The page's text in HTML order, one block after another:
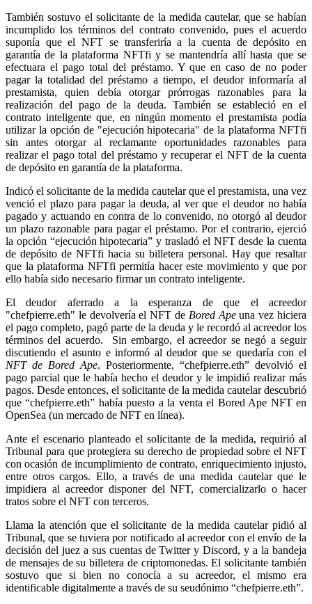
También sostuvo el solicitante de la medida cautelar, que se habían
incumplido los términos del contrato convenido, pues el acuerdo
suponía que el NFT se transferiría a la cuenta de depósito en
garantía de la plataforma NFTfi y se mantendría allí hasta que se
efectuara el pago total del préstamo. Y que en caso de no poder
pagar la totalidad del préstamo a tiempo, el deudor informaría al
prestamista, quien debía otorgar prórrogas razonables para la
realización del pago de la deuda. También se estableció en el
contrato inteligente que, en ningún momento el prestamista podía
utilizar la opción de "ejecución hipotecaria" de la plataforma NFTfi
sin antes otorgar al reclamante oportunidades razonables para
realizar el pago total del préstamo y recuperar el NFT de la cuenta
de depósito en garantía de la plataforma.
Indicó el solicitante de la medida cautelar que el prestamista, una vez
venció el plazo para pagar la deuda, al ver que el deudor no había
pagado y actuando en contra de lo convenido, no otorgó al deudor
un plazo razonable para pagar el préstamo. Por el contrario, ejerció
la opción “ejecución hipotecaria” y trasladó el NFT desde la cuenta
de depósito de NFTfi hacia su billetera personal. Hay que resaltar
que la plataforma NFTfi permitía hacer este movimiento y que por
ello había sido necesario firmar un contrato inteligente.
El deudor aferrado a la esperanza de que el acreedor
"chefpierre.eth" le devolvería el NFT de Bored Apeuna vez hiciera
el pago completo, pagó parte de la deuda y le recordó al acreedor los
términos del acuerdo. Sin embargo, el acreedor se negó a seguir
discutiendo el asunto e informó al deudor que se quedaría con el
NFT de Bored Ape. Posteriormente, “chefpierre.eth” devolvió el
pago parcial que le había hecho el deudor y le impidió realizar más
pagos. Desde entonces, el solicitante de la medida cautelar descubrió
que “chefpierre.eth” había puesto a la venta el Bored Ape NFT en
OpenSea (un mercado de NFT en línea).
Ante el escenario planteado el solicitante de la medida, requirió al
Tribunal para que protegiera su derecho de propiedad sobre el NFT
con ocasión de incumplimiento de contrato, enriquecimiento injusto,
entre otros cargos. Ello, a través de una medida cautelar que le
impidiera al acreedor disponer del NFT, comercializarlo o hacer
tratos sobre el NFT con terceros.
Llama la atención que el solicitante de la medida cautelar pidió al
Tribunal, que se tuviera por notificado al acreedor con el envío de la
decisión del juez a sus cuentas de Twitter y Discord, y a la bandeja
de mensajes de su billetera de criptomonedas. El solicitante también
sostuvo que si bien no conocía a su acreedor, el mismo era
identificable digitalmente a través de su seudónimo “chefpierre.eth”.